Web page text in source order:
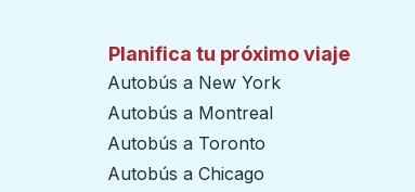
Planifica tu próximo viaje
Autobús a New York
Autobús a Montreal
Autobús a Toronto
Autobús a Chicago